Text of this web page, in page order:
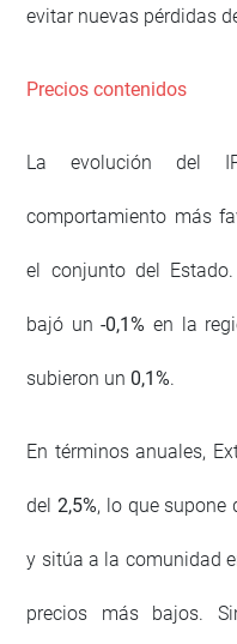
evitar nuevas pérdidas
Precios contenidos
La evolución del
comportamiento más
el conjunto del
bajó un-0,1% en la
subieron un 0,1%.
En términos anuales,
del2,5%, lo que supone
y sitúa a la comunidad
precios más bajos.